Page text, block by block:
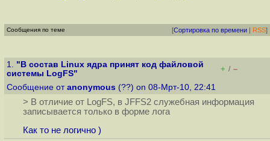
Сообщения по теме [Сортировка по времени | RSS]
1. "В состав Linux ядра принят код файловой
системы LogFS"
+ / –
Сообщение от anonymous (??) on 08-Мрт-10, 22:41
> В отличие от LogFS, в JFFS2 служебная информация
записывается только в форме лога
Как то не логично )